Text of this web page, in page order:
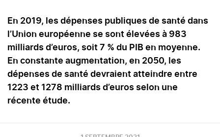
En 2019, les dépenses publiques de santé dans
l’Union européenne se sont élevées à 983
milliards d’euros, soit 7 % du PIB en moyenne.
En constante augmentation, en 2050, les
dépenses de santé devraient atteindre entre
1223 et 1278 milliards d’euros selon une
récente étude.